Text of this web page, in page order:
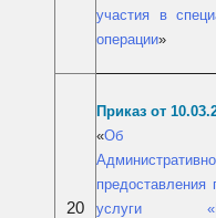
участия в
операции»
20
Приказ от
«Об
предоставления
услуги